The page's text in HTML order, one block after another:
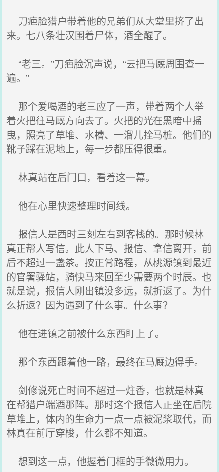
刀疤脸猎户带着他的兄弟们从大堂里挤了出
来。七八条壮汉围着尸体，酒全醒了。
“老三。”刀疤脸沉声说，“去把马厩周围查一
遍。”
那个爱喝酒的老三应了一声，带着两个人举
着火把往马厩方向去了。火把的光在黑暗中摇
曳，照亮了草堆、水槽、一溜儿拴马桩。他们的
靴子踩在泥地上，每一步都压得很重。
林真站在后门口，看着这一幕。
他在心里快速整理时间线。
报信人是酉时三刻左右到客栈的。那时候林
真正帮人写信。此人下马、报信、拿信离开，前
后不超过一盏茶。按正常路程，从桃源镇到最近
的官署驿站，骑快马来回至少需要两个时辰。也
就是说，报信人刚出镇没多远，就折返了。为什
么折返？因为遇到了什么事。什么事？
他在进镇之前被什么东西盯上了。
那个东西跟着他一路，最终在马厩边得手。
剑修说死亡时间不超过一炷香，也就是林真
在帮猎户端酒那阵。那时这个报信人正坐在后院
草堆上，体内的生命力一点一点被泥浆取代，而
林真在前厅穿梭，什么都不知道。
想到这一点，他握着门框的手微微用力。